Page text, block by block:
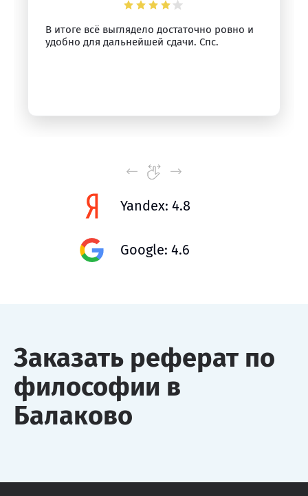
В итоге всё выглядело достаточно ровно и
удобно для дальнейшей сдачи. Спс.
Yandex: 4.8
Google: 4.6
Заказать реферат по
философии в
Балаково